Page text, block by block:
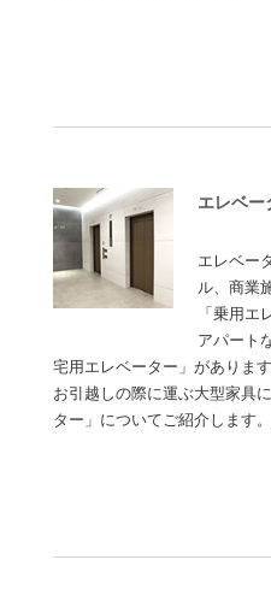
エレベー
エレベー
ル、商業
「乗用エ
アパート
宅用エレベーター」がありま
お引越しの際に運ぶ大型家具
ター」についてご紹介します